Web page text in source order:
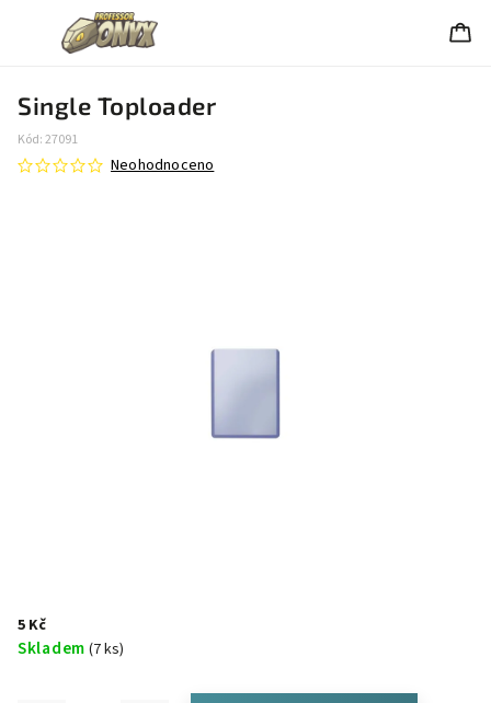
Single Toploader
Kód:27091
Neohodnoceno
5 Kč
Skladem (7 ks)